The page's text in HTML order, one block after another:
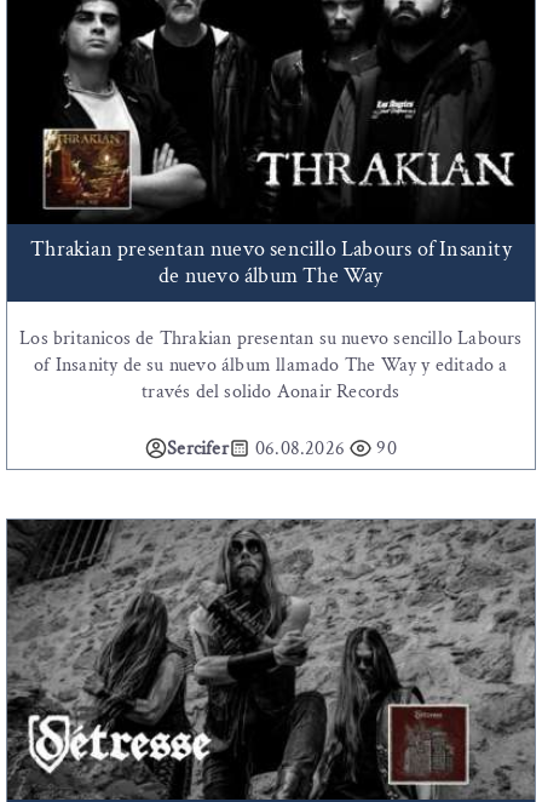
Thrakian presentan nuevo sencillo Labours of Insanity
de nuevo álbum The Way
Los britanicos de Thrakian presentan su nuevo sencillo Labours
of Insanity de su nuevo álbum llamado The Way y editado a
través del solido Aonair Records
Sercifer 06.08.2026 90